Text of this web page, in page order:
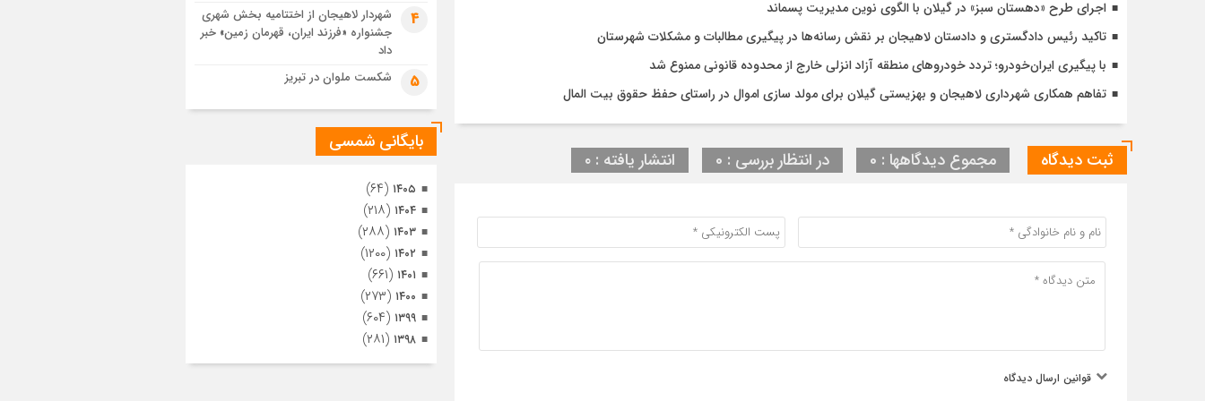
اجرای طرح «دهستان سبز» در گیلان با الگوی نوین مدیریت پسماند
تاکید رئیس دادگستری و دادستان لاهیجان بر نقش رسانه‌ها در پیگیری مطالبات و مشکلات شهرستان
با پیگیری ایران‌خودرو؛ تردد خودروهای منطقه آزاد انزلی خارج از محدوده قانونی ممنوع شد
تفاهم همکاری شهرداری لاهیجان و بهزیستی گیلان برای مولد سازی اموال در راستای حفظ حقوق بیت المال
ثبت دیدگاه مجموع دیدگاهها : 0 در انتظار بررسی : 0 انتشار یافته : ۰
قوانین ارسال دیدگاه
تصاویری از تراکم جمعیت حاضر در میدان
ثورهالعشرین نجف اشرف4
شهردار لاهیجان از اختتامیه بخش شهری
جشنواره «فرزند ایران، قهرمان زمین» خبر
داد
5 شکست ملوان در تبریز
بایگانی شمسی
۱۴۰۵ (۶۴)
۱۴۰۴ (۲۱۸)
۱۴۰۳ (۲۸۸)
۱۴۰۲ (۱۲۰۰)
۱۴۰۱ (۶۶۱)
۱۴۰۰ (۲۷۳)
۱۳۹۹ (۶۰۴)
۱۳۹۸ (۲۸۱)